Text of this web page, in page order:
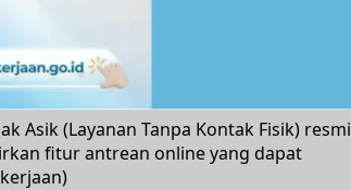
Asik (Layanan Tanpa Kontak Fisik) resmi
fitur antrean online yang dapat